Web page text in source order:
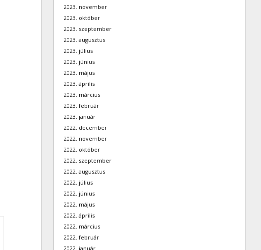
2023. november
2023. október
2023. szeptember
2023. augusztus
2023. július
2023. június
2023. május
2023. április
2023. március
2023. február
2023. január
2022. december
2022. november
2022. október
2022. szeptember
2022. augusztus
2022. július
2022. június
2022. május
2022. április
2022. március
2022. február
2022. január